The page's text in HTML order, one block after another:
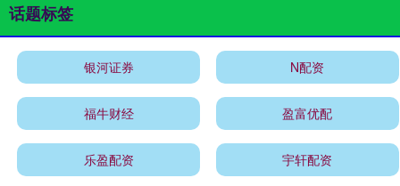
话题标签
银河证券 N配资
福牛财经 盈富优配
乐盈配资 宇轩配资